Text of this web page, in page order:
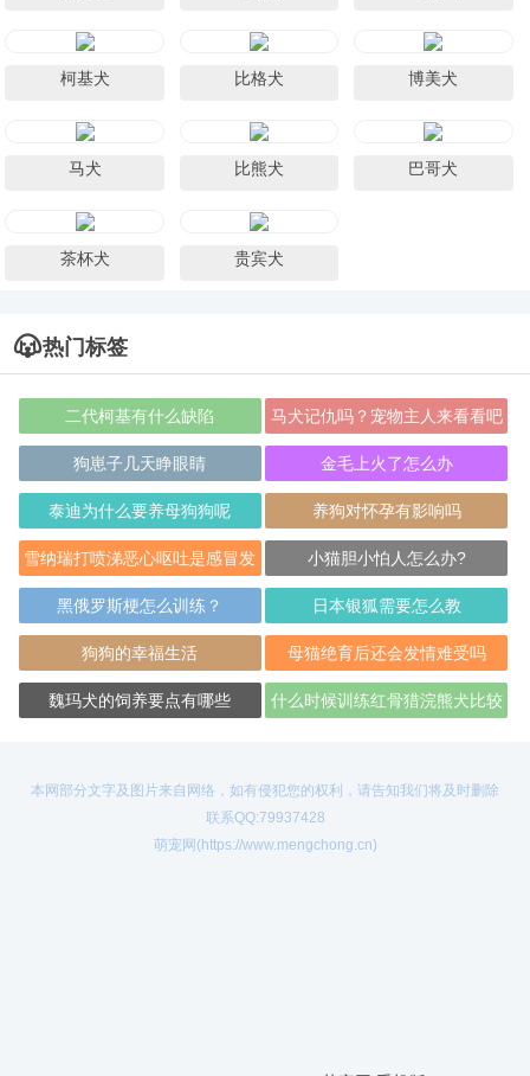
柯基犬 比格犬 博美犬
马犬 比熊犬 巴哥犬
茶杯犬 贵宾犬
热门标签
二代柯基有什么缺陷 马犬记仇吗？宠物主人来看看吧
狗崽子几天睁眼睛 金毛上火了怎么办
泰迪为什么要养母狗狗呢 养狗对怀孕有影响吗
雪纳瑞打喷涕恶心呕吐是感冒发
烧吗
小猫胆小怕人怎么办?
黑俄罗斯梗怎么训练？ 日本银狐需要怎么教
狗狗的幸福生活 母猫绝育后还会发情难受吗
魏玛犬的饲养要点有哪些
什么时候训练红骨猎浣熊犬比较
本网部分文字及图片来自网络，如有侵犯您的权利，请告知我们将及时删除
联系QQ:79937428
萌宠网(https://www.mengchong.cn)